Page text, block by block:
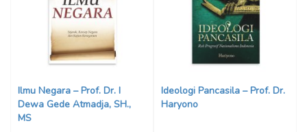
Ilmu Negara – Prof. Dr. I
Dewa Gede Atmadja, SH.,
MS
Ideologi Pancasila – Prof. Dr.
Haryono